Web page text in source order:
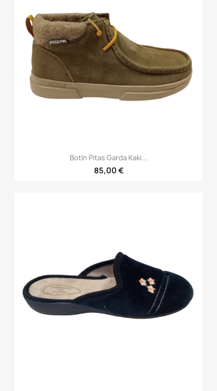
Botín Pitas Garda Kaki...
85,00 €